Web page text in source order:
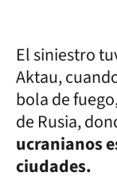
El siniestro
Aktau,
bola de
de Rusia,
ucranianos
ciudades.